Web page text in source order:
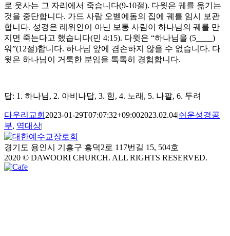
로 웃사는 그 자리에서 죽습니다(9-10절). 다윗은 궤를 옮기는
것을 중단합니다. 가드 사람 오벧에돔의 집에 궤를 임시 보관
합니다. 성경은 레위인이 아닌 보통 사람이 하나님의 궤를 만
지면 죽는다고 했습니다(민 4:15). 다윗은 “하나님을 (5____)
워”(12절)합니다. 하나님 앞에 겸손하지 않을 수 없습니다. 다
윗은 하나님이 거룩한 분임을 톡톡히 경험합니다.
답: 1. 하나님, 2. 아비나답, 3. 힘, 4. 노래, 5. 나팔, 6. 두려
다우리교회 2023-01-29T07:07:32+09:002023.02.04|쉬운성경공
부, 역대상|
경기도 용인시 기흥구 흥덕2로 117번길 15, 504호
2020 © DAWOORI CHURCH. ALL RIGHTS RESERVED.
YouTube
Facebook
Cafe